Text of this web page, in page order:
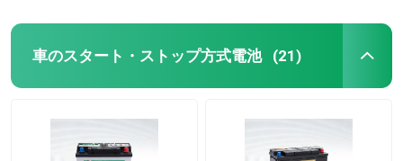
車のスタート・ストップ方式電池 (21)